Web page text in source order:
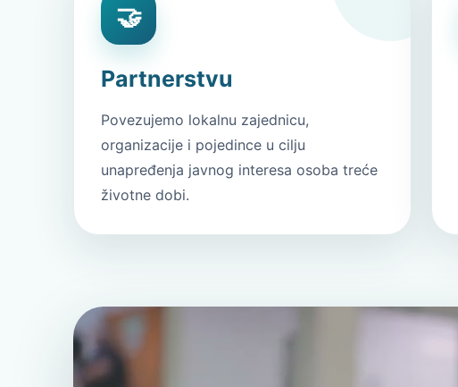
🤝
Partnerstvu
Povezujemo lokalnu zajednicu,
organizacije i pojedince u cilju
unapređenja javnog interesa osoba treće
životne dobi.